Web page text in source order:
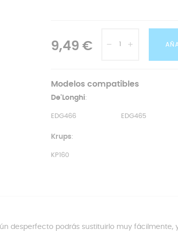
9,49 €
Modelos compatibles
De'Longhi:
EDG466 EDG465
Krups:
KP160
desperfecto podrás sustituirlo muy fácilmente,